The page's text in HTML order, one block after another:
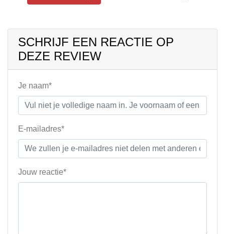
SCHRIJF EEN REACTIE OP
DEZE REVIEW
Je naam*
E-mailadres*
Jouw reactie*